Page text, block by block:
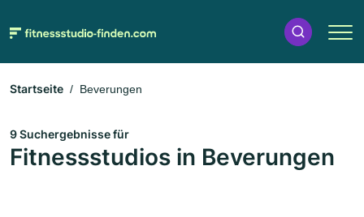
Startseite Beverungen
9 Suchergebnisse für
Fitnessstudios in Beverungen